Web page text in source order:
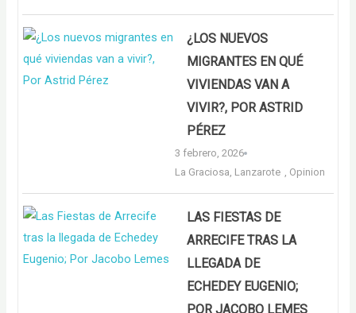
¿LOS NUEVOS
MIGRANTES EN QUÉ
VIVIENDAS VAN A
VIVIR?, POR ASTRID
PÉREZ
3 febrero, 2026
La Graciosa Lanzarote Opinion
LAS FIESTAS DE
ARRECIFE TRAS LA
LLEGADA DE
ECHEDEY EUGENIO;
POR JACOBO LEMES